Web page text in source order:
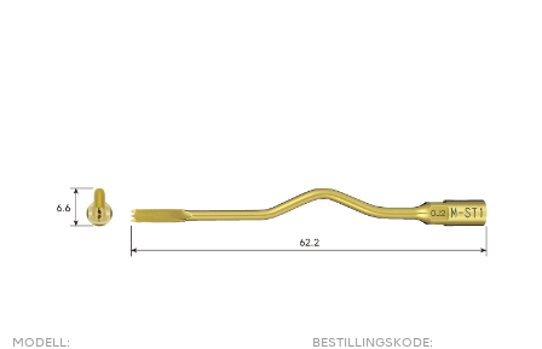
MODELL: BESTILLINGSKODE: